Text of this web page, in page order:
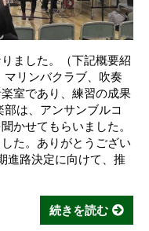
ました。（下記概要紹
リンバクラブ、吹奏
室であり、練習の成果
は、アンサンブルコ
かせてもらいました。
た。ありがとうござい
進路決定に向けて、推
続きを読む